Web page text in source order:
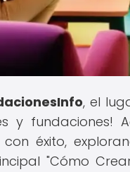
, el
y fundaciones!
éxito,
"Cómo